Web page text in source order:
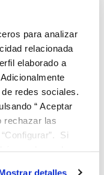
para analizar
relacionada
elaborado a
redes sociales.
“ Aceptar
rechazar las
Si
detalles
del agua